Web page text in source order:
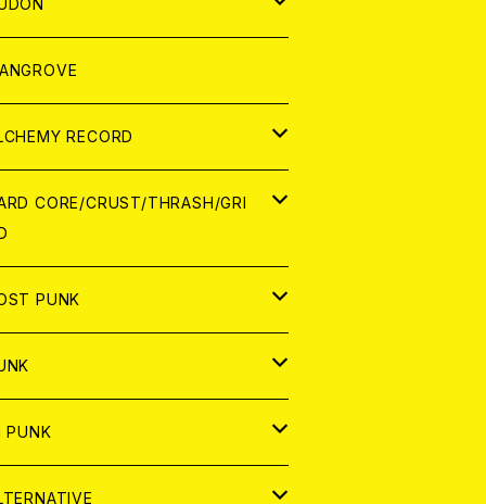
レル
ログ
CONTENTS
RECORD
CORE/CRUST/THRASH/GRI
PUNK
PUNK